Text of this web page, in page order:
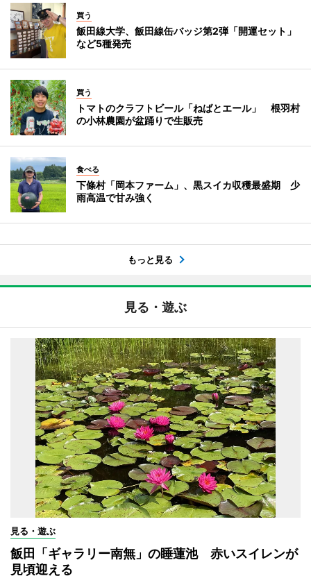
買う
飯田線大学、飯田線缶バッジ第2弾「開運セット」
など5種発売
買う
トマトのクラフトビール「ねばとエール」 根羽村
の小林農園が盆踊りで生販売
食べる
下條村「岡本ファーム」、黒スイカ収穫最盛期 少
雨高温で甘み強く
もっと見る
見る・遊ぶ
見る・遊ぶ
飯田「ギャラリー南無」の睡蓮池 赤いスイレンが
見頃迎える